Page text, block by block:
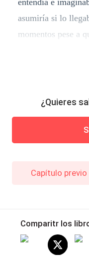
entendía e
asumiría si lo
momentos pese a
¿Quieres
Capítulo previo
Comparitr los